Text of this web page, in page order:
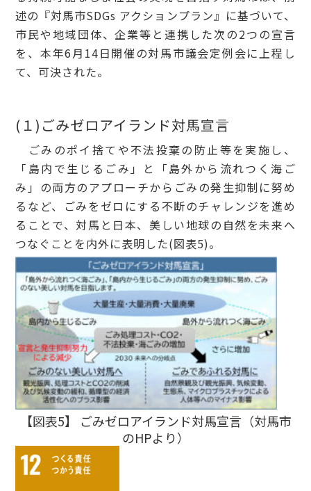
述の『対馬市SDGs アクションプラン』に基づいて、
市民や地域団体、企業等と連携した次の2つの宣言
を、本年6月14日開催の対馬市議会定例会に上程し
て、可決された。
(１)ごみゼロアイランド対馬宣言
ごみのポイ捨てや不法投棄の防止等を実施し、
「島内で生じるごみ」と「島外から流れつく海ご
み」の両方のアプローチからごみの発生抑制に努め
るなど、ごみをゼロにする不断のチャレンジを進め
ることで、対馬と日本、美しい地球の自然を未来へ
つなぐことを内外に表明した(図表5)。
【図表5】 ごみゼロアイランド対馬宣言（対馬市
のHPより）